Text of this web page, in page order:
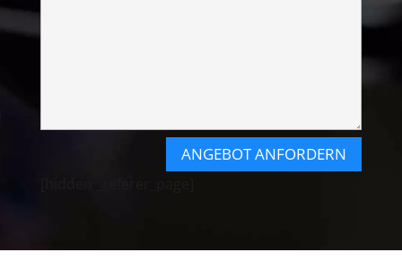
ANGEBOT ANFORDERN